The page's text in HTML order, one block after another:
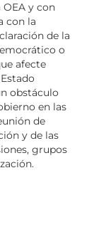
y con
con la
de la
o
afecte
obstáculo
en las
de
y de las
grupos